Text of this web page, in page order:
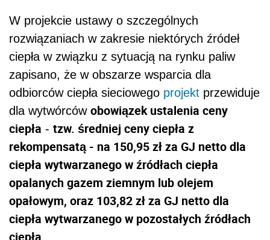
W projekcie ustawy o szczególnych
rozwiązaniach w zakresie niektórych źródeł
ciepła w związku z sytuacją na rynku paliw
zapisano, że w obszarze wsparcia dla
odbiorców ciepła sieciowego projekt przewiduje
dla wytwórców obowiązek ustalenia ceny
ciepła - tzw. średniej ceny ciepła z
rekompensatą - na 150,95 zł za GJ netto dla
ciepła wytwarzanego w źródłach ciepła
opalanych gazem ziemnym lub olejem
opałowym, oraz 103,82 zł za GJ netto dla
ciepła wytwarzanego w pozostałych źródłach
ciepła.